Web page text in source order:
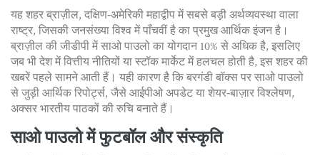
यह शहरब्राज़ील, दक्षिण‑अमेरिकी महाद्वीप में सबसे बड़ी अर्थव्यवस्था वाला
राष्ट्र, जिसकी जनसंख्या विश्व में पाँचवीं हैका प्रमुख आर्थिक इंजन है।
ब्राज़ील की जीडीपी में साओ पाउलो का योगदान 10% से अधिक है, इसलिए
जब भी देश में वित्तीय नीतियों या स्टॉक मार्केट में हलचल होती है, इस शहर की
खबरें पहले सामने आती हैं। यही कारण है कि बरगंडी बॉक्स पर साओ पाउलो
से जुड़ी आर्थिक रिपोर्ट्स, जैसे आईपीओ अपडेट या शेयर‑बाज़ार विश्लेषण,
अक्सर भारतीय पाठकों की रुचि बनाते हैं।
साओ पाउलो में फुटबॉल और संस्कृति